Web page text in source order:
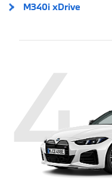
M340i xDrive
4